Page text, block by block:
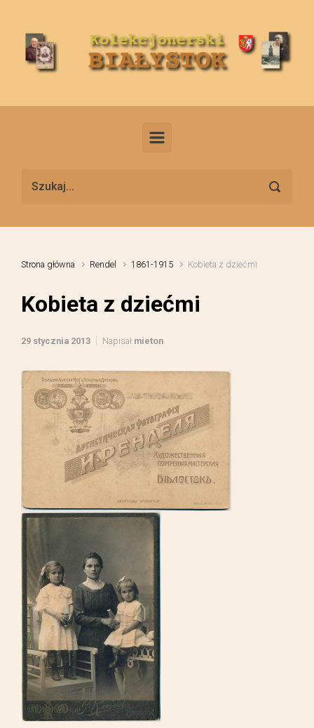
Strona główna Rendel 1861-1915 Kobieta z dziećmi
Kobieta z dziećmi
29 stycznia 2013 Napisał mieton